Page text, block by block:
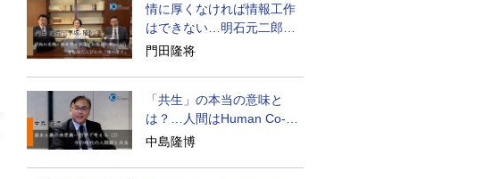
情に厚くなければ情報工作
はできない…明石元二郎の
対露工作の教訓
門田隆将
「共生」の本当の意味と
は？…人間はHuman Co-
becoming
中島隆博